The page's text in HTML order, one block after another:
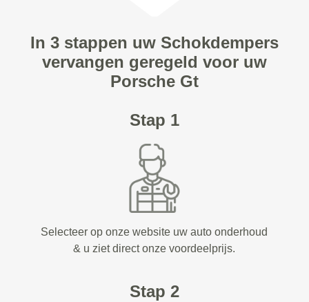
In 3 stappen uw Schokdempers
vervangen geregeld voor uw
Porsche Gt
Stap 1
Selecteer op onze website uw auto onderhoud
& u ziet direct onze voordeelprijs.
Stap 2